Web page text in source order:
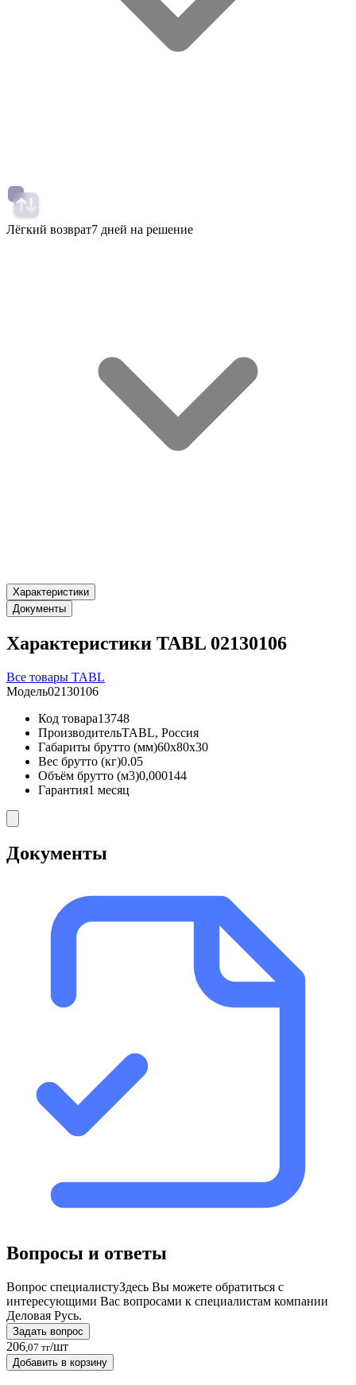
Лёгкий возврат7 дней на решение
Характеристики
Документы
Характеристики TABL 02130106
Все товары TABL
Модель02130106
Код товара13748
ПроизводительTABL, Россия
Габариты брутто (мм)60x80x30
Вес брутто (кг)0.05
Объём брутто (м3)0,000144
Гарантия1 месяц
Документы
Вопросы и ответы
Вопрос специалистуЗдесь Вы можете обратиться с
интересующими Вас вопросами к специалистам компании
Деловая Русь.
Задать вопрос
206 ,07 тг/шт
Добавить в корзину